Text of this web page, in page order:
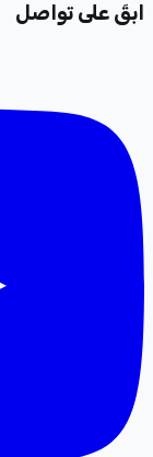
ابقَ على تواصل